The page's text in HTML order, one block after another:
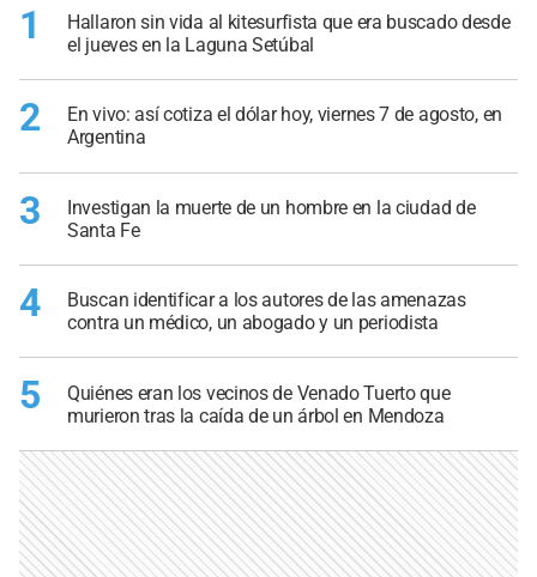
1
Hallaron sin vida al kitesurfista que era buscado desde
el jueves en la Laguna Setúbal
2
En vivo: así cotiza el dólar hoy, viernes 7 de agosto, en
Argentina
3
Investigan la muerte de un hombre en la ciudad de
Santa Fe
4
Buscan identificar a los autores de las amenazas
contra un médico, un abogado y un periodista
5
Quiénes eran los vecinos de Venado Tuerto que
murieron tras la caída de un árbol en Mendoza